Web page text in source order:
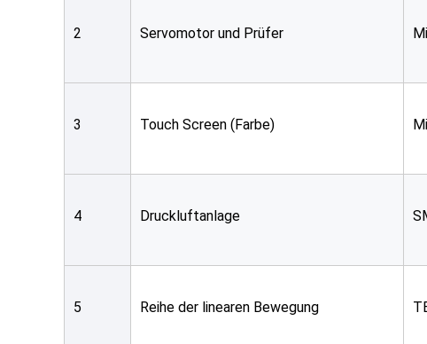
2 Servomotor und Prüfer
3 Touch Screen (Farbe)
4 Druckluftanlage
5 Reihe der linearen Bewegung